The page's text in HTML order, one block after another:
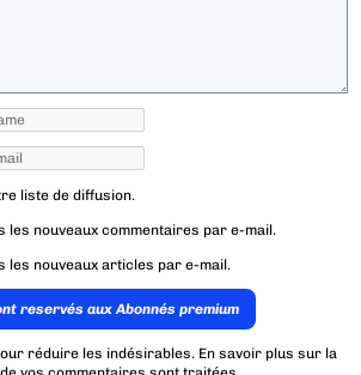
liste de diffusion.
les nouveaux commentaires par e-mail.
les nouveaux articles par e-mail.
reservés aux Abonnés premium
réduire les indésirables. En savoir plus sur la